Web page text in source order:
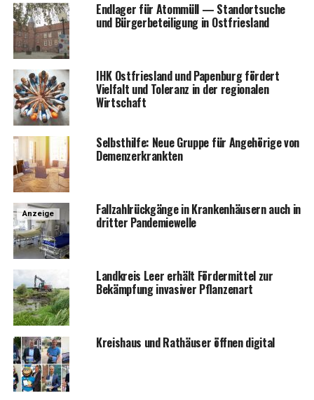
End­la­ger für Atom­müll — Stand­ort­su­che
und Bür­ger­be­tei­li­gung in Ostfriesland
IHK Ost­fries­land und Papen­burg för­dert
Viel­falt und Tole­ranz in der regio­na­len
Wirtschaft
Selbst­hil­fe: Neue Grup­pe für Ange­hö­ri­ge von
Demenzerkrankten
Anzeige Fall­zahl­rück­gän­ge in Kran­ken­häu­sern auch in
drit­ter Pandemiewelle
Land­kreis Leer erhält För­der­mit­tel zur
Bekämp­fung inva­si­ver Pflanzenart
Kreis­haus und Rat­häu­ser öff­nen digital